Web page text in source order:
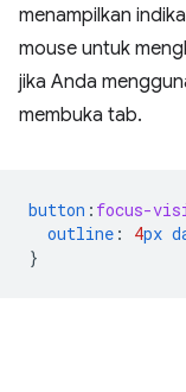
menampilkan
mouse untuk
jika Anda
membuka tab.
button : focus-
outline : 4px
}